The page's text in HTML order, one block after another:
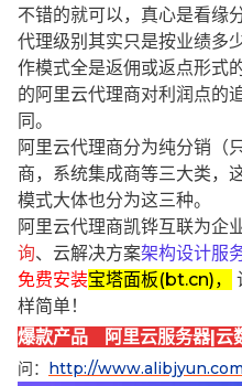
不错的就可以，真心是看缘
代理级别其实只是按业绩多
作模式全是返佣或返点形式
的阿里云代理商对利润点的
同。
阿里云代理商分为纯分销（
商，系统集成商等三大类，
模式大体也分为这三种。
阿里云代理商凯铧互联为企
询、云解决方案架构设计服
免费安装宝塔面板(bt.cn)，
样简单！
爆款产品 阿里云服务器|云
问： http://